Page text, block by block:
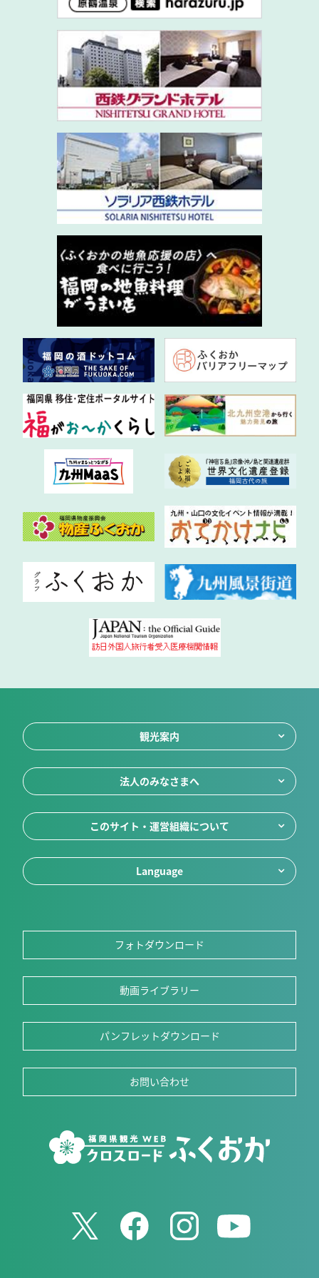
観光案内
法人のみなさまへ
このサイト・運営組織について
Language
フォトダウンロード
動画ライブラリー
パンフレットダウンロード
お問い合わせ